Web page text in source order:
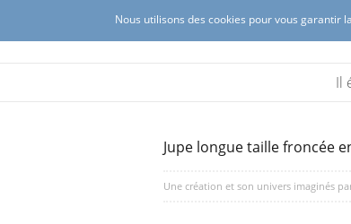
Il
Jupe longue taille froncée
Une création et son univers imaginés
Nous utilisons des cookies pour vous garantir